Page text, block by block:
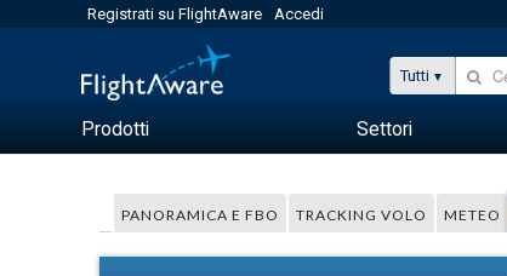
Registrati su FlightAware Accedi
Tutti
Prodotti Settori
PANORAMICA E FBO TRACKING VOLO METEO